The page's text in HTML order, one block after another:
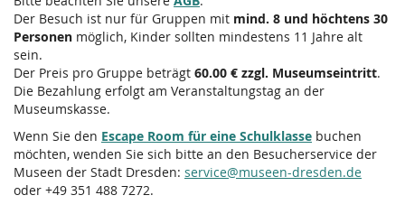
Der Besuch ist nur für Gruppen mit mind. 8 und höchtens 30
Personen möglich, Kinder sollten mindestens 11 Jahre alt
sein.
Der Preis pro Gruppe beträgt 60.00 € zzgl. Museumseintritt.
Die Bezahlung erfolgt am Veranstaltungstag an der
Museumskasse.
Wenn Sie den Escape Room für eine Schulklasse buchen
möchten, wenden Sie sich bitte an den Besucherservice der
Museen der Stadt Dresden: service@museen-dresden.de
oder +49 351 488 7272.